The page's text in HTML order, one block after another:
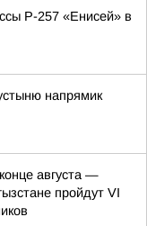
Р-257 «Енисей» в
напрямик
августа —
пройдут VI